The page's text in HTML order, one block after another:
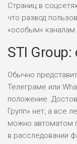
Страниц в
что развод
«особым» каналам
STI
Обычно
Телеграме или
положение.
Групп» нет, а все
можно автоматом
в расследовании